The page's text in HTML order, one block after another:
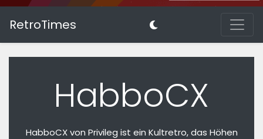
RetroTimes
HabboCX
HabboCX von Privileg ist ein Kultretro, das Höhen